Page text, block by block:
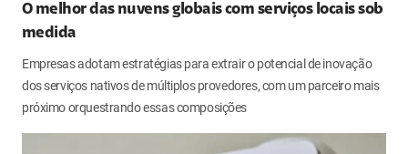
O melhor das nuvens globais com serviços locais sob
medida
Empresas adotam estratégias para extrair o potencial de inovação
dos serviços nativos de múltiplos provedores, com um parceiro mais
próximo orquestrando essas composições